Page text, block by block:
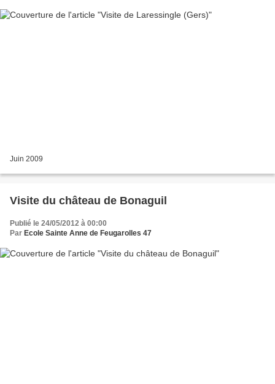
Juin 2009
Visite du château de Bonaguil
Publié le 24/05/2012 à 00:00
Par Ecole Sainte Anne de Feugarolles 47